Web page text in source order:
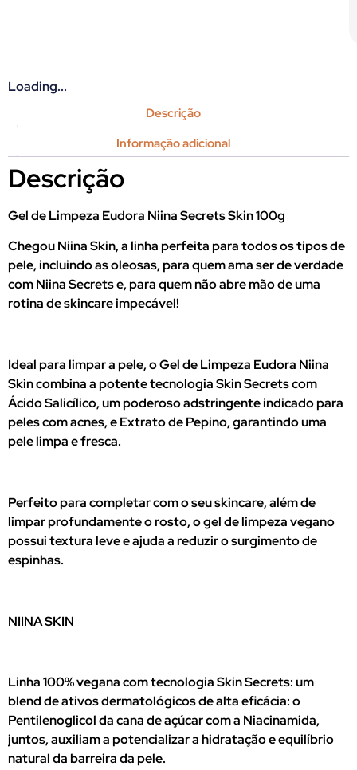
Loading...
Descrição
Informação adicional
Descrição
Gel de Limpeza Eudora Niina Secrets Skin 100g
Chegou Niina Skin, a linha perfeita para todos os tipos de
pele, incluindo as oleosas, para quem ama ser de verdade
com Niina Secrets e, para quem não abre mão de uma
rotina de skincare impecável!
Ideal para limpar a pele, o Gel de Limpeza Eudora Niina
Skin combina a potente tecnologia Skin Secrets com
Ácido Salicílico, um poderoso adstringente indicado para
peles com acnes, e Extrato de Pepino, garantindo uma
pele limpa e fresca.
Perfeito para completar com o seu skincare, além de
limpar profundamente o rosto, o gel de limpeza vegano
possui textura leve e ajuda a reduzir o surgimento de
espinhas.
NIINA SKIN
Linha 100% vegana com tecnologia Skin Secrets: um
blend de ativos dermatológicos de alta eficácia: o
Pentilenoglicol da cana de açúcar com a Niacinamida,
juntos, auxiliam a potencializar a hidratação e equilíbrio
natural da barreira da pele.